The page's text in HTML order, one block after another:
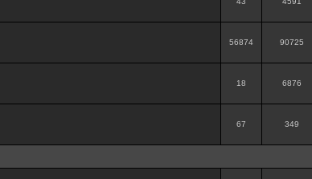
56874 90725
18 6876
67 349